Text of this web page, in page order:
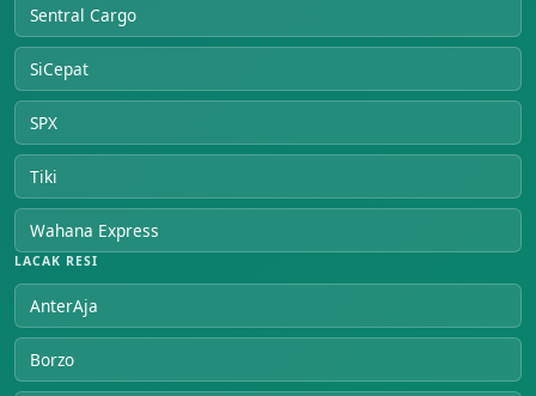
Sentral Cargo
SiCepat
SPX
Tiki
Wahana Express
LACAK RESI
AnterAja
Borzo